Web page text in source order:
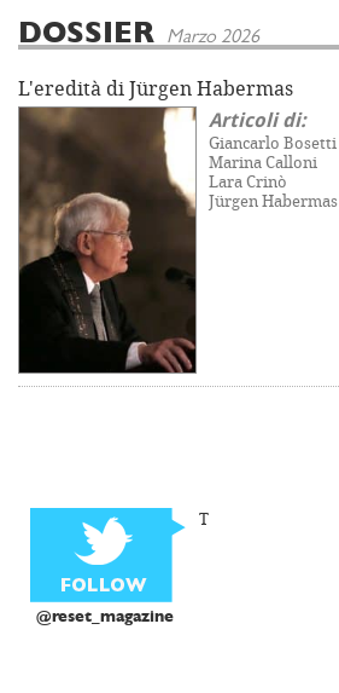
DOSSIER Marzo 2026
L'eredità di Jürgen Habermas
Articoli di:
Giancarlo Bosetti
Marina Calloni
Lara Crinò
Jürgen Habermas
@reset_magazine
T